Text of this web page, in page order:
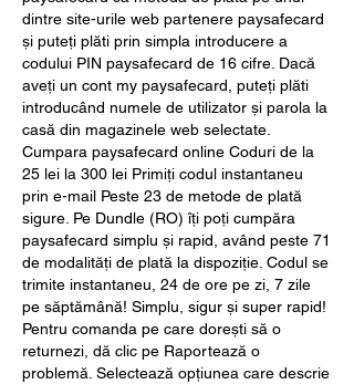
dintre site-urile web partenere paysafecard
și puteți plăti prin simpla introducere a
codului PIN paysafecard de 16 cifre. Dacă
aveți un cont my paysafecard, puteți plăti
introducând numele de utilizator și parola la
casă din magazinele web selectate.
Cumpara paysafecard online Coduri de la
25 lei la 300 lei Primiți codul instantaneu
prin e-mail Peste 23 de metode de plată
sigure. Pe Dundle (RO) îți poți cumpăra
paysafecard simplu și rapid, având peste 71
de modalități de plată la dispoziție. Codul se
trimite instantaneu, 24 de ore pe zi, 7 zile
pe săptămână! Simplu, sigur și super rapid!
Pentru comanda pe care dorești să o
returnezi, dă clic pe Raportează o
problemă. Selectează opțiunea care descrie